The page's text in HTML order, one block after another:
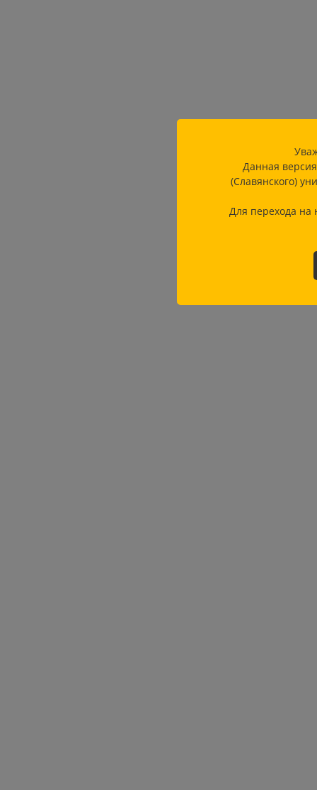
Данная
(Славянского)
Для перехода на